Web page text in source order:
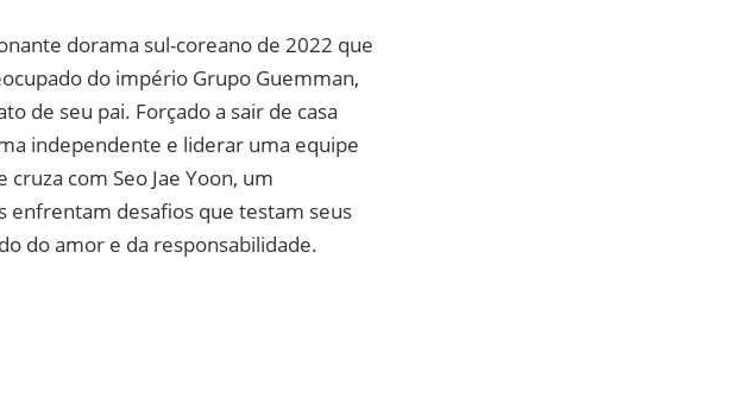
dorama sul-coreano de 2022 que
do império Grupo Guemman,
de seu pai. Forçado a sair de casa
independente e liderar uma equipe
com Seo Jae Yoon, um
enfrentam desafios que testam seus
do amor e da responsabilidade.